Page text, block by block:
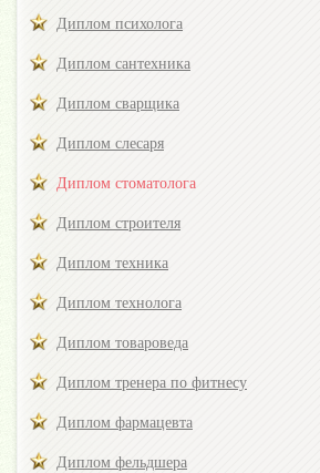
Диплом психолога
Диплом сантехника
Диплом сварщика
Диплом слесаря
Диплом стоматолога
Диплом строителя
Диплом техника
Диплом технолога
Диплом товароведа
Диплом тренера по фитнесу
Диплом фармацевта
Диплом фельдшера